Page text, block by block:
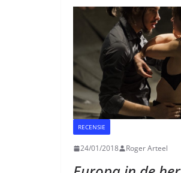
RECENSIE
24/01/2018 Roger Arteel